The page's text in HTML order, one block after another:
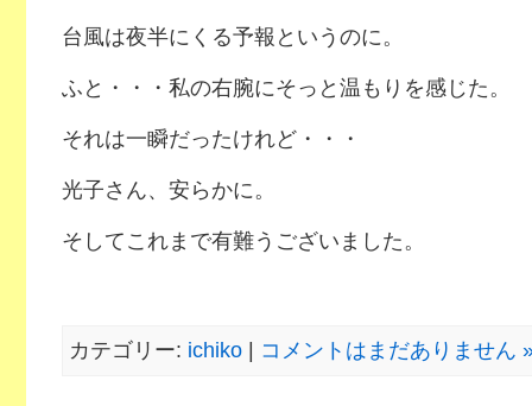
台風は夜半にくる予報というのに。
ふと・・・私の右腕にそっと温もりを感じた。
それは一瞬だったけれど・・・
光子さん、安らかに。
そしてこれまで有難うございました。
カテゴリー: ichiko| コメントはまだありません